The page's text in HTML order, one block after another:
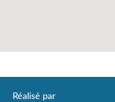
Réalisé par